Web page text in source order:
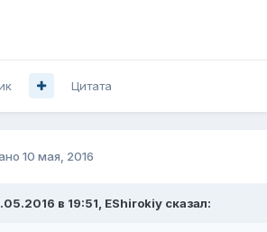
Цитата
10 мая, 2016
в 19:51, EShirokiy сказал: